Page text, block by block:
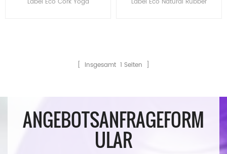
Naturkautschuk,
[ Insgesamt 1 Seiten ]
ANGEBOTSANFRAGEFORM
ULAR